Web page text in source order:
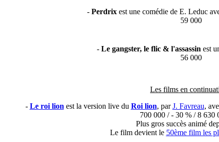
- Perdrix est une comédie de E. Leduc
59 000
- Le gangster, le flic & l'assassin est
56 000
Les films en
- Le roi lion est la version live du Roi lion, parJ. Favreau,
700 000 / - 30 % / 8 630
Plus gros succès animé
Le film devient le 50ème film les